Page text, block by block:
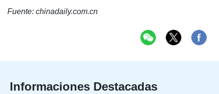
Fuente: chinadaily.com.cn
Informaciones Destacadas